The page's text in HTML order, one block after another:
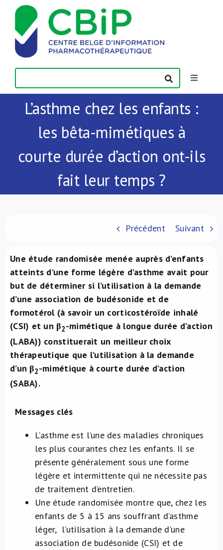
Passer
contenu
Toggle
Actualités
Publications
NL
L’asthme chez les enfants :
les bêta-mimétiques à
courte durée d’action ont-ils
fait leur temps ?
Précédent Suivant
Une étude randomisée menée auprès d’enfants
atteints d’une forme légère d’asthme avait pour
but de déterminer si l’utilisation à la demande
d’une association de budésonide et de
formotérol (à savoir un corticostéroïde inhalé
(CSI) et un β2-mimétique à longue durée d’action
(LABA)) constituerait un meilleur choix
thérapeutique que l’utilisation à la demande
d’un β2-mimétique à courte durée d’action
(SABA).
Messages clés​
L’asthme est l’une des maladies chroniques
les plus courantes chez les enfants. Il se
présente généralement sous une forme
légère et intermittente qui ne nécessite pas
de traitement d’entretien.
Une étude randomisée montre que, chez les
enfants de 5 à 15 ans souffrant d’asthme
léger, l’utilisation à la demande d’une
association de budésonide (CSI) et de